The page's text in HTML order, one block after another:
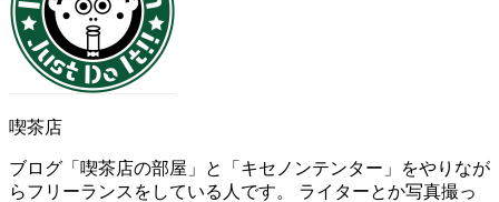
喫茶店
ブログ「喫茶店の部屋」と「キセノンテンター」をやりなが
らフリーランスをしている人です。 ライターとか写真撮っ